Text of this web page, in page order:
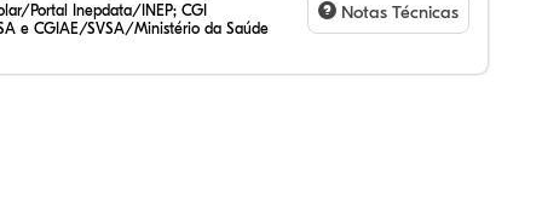
Portal Inepdata/INEP; CGI
e CGIAE/SVSA/Ministério da Saúde
Notas Técnicas